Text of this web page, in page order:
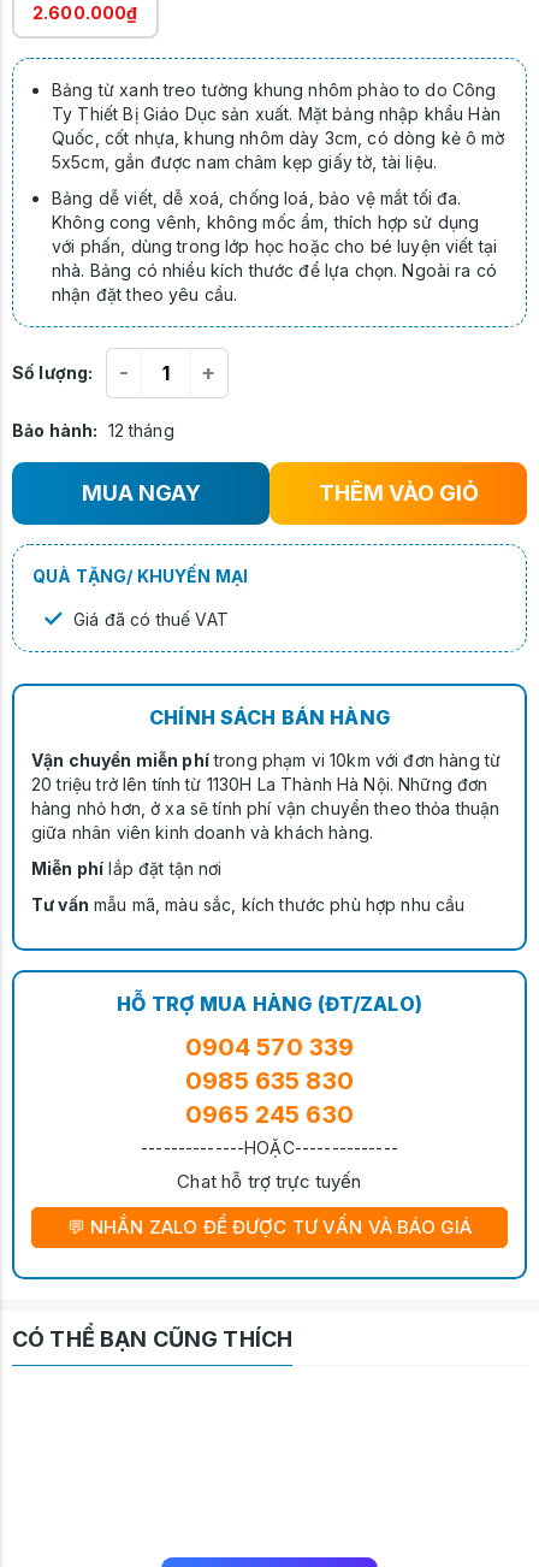
2.600.000₫
Bảng từ xanh treo tường khung nhôm phào to do Công
Ty Thiết Bị Giáo Dục sản xuất. Mặt bảng nhập khẩu Hàn
Quốc, cốt nhựa, khung nhôm dày 3cm, có dòng kẻ ô mờ
5x5cm, gắn được nam châm kẹp giấy tờ, tài liệu.
Bảng dễ viết, dễ xoá, chống loá, bảo vệ mắt tối đa.
Không cong vênh, không mốc ẩm, thích hợp sử dụng
với phấn, dùng trong lớp học hoặc cho bé luyện viết tại
nhà. Bảng có nhiều kích thước để lựa chọn. Ngoài ra có
nhận đặt theo yêu cầu.
Số lượng: - +
Bảo hành: 12 tháng
MUA NGAY THÊM VÀO GIỎ
QUÀ TẶNG/ KHUYẾN MẠI
✓ Giá đã có thuế VAT
CHÍNH SÁCH BÁN HÀNG
Vận chuyển miễn phítrong phạm vi 10km với đơn hàng từ
20 triệu trở lên tính từ 1130H La Thành Hà Nội. Những đơn
hàng nhỏ hơn, ở xa sẽ tính phí vận chuyển theo thỏa thuận
giữa nhân viên kinh doanh và khách hàng.
Miễn phí lắp đặt tận nơi
Tư vấn mẫu mã, màu sắc, kích thước phù hợp nhu cầu
HỖ TRỢ MUA HÀNG (ĐT/ZALO)
0904 570 339
0985 635 830
0965 245 630
--------------HOẶC--------------
Chat hỗ trợ trực tuyến
💬 NHẮN ZALO ĐỂ ĐƯỢC TƯ VẤN VÀ BÁO GIÁ
CÓ THỂ BẠN CŨNG THÍCH